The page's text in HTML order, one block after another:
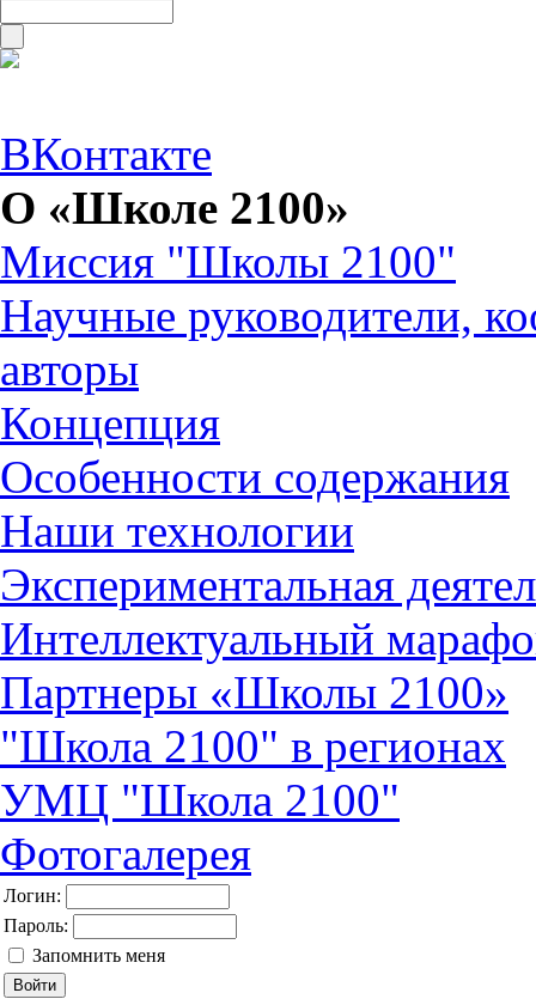
ВКонтакте
О «Школе 2100»
Миссия "Школы 2100"
Научные руководители,
авторы
Концепция
Особенности содержания
Наши технологии
Экспериментальная
Интеллектуальный
Партнеры «Школы 2100»
"Школа 2100" в регионах
УМЦ "Школа 2100"
Фотогалерея
Логин:
Пароль:
Запомнить меня